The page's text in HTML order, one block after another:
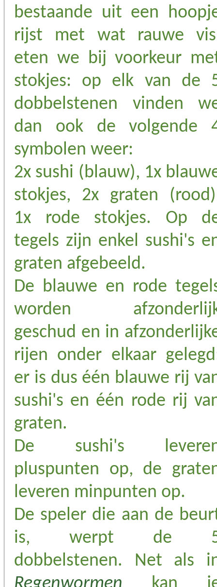
bestaande uit een
rijst met wat rauwe
eten we bij voorkeur
stokjes: op elk van de
dobbelstenen vinden
dan ook de volgende
symbolen weer:
2x sushi (blauw), 1x
stokjes, 2x graten
1x rode stokjes. Op
tegels zijn enkel sushi's
graten afgebeeld.
De blauwe en rode
worden
geschud en in
rijen onder elkaar
er is dus één blauwe rij
sushi's en één rode rij
graten.
De sushi's
pluspunten op, de
leveren minpunten op.
De speler die aan de
is, werpt de
dobbelstenen. Net als